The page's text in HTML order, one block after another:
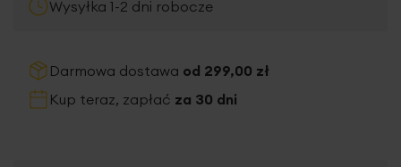
Wysyłka 1-2 dni robocze
Darmowa dostawa od 299,00 zł
Kup teraz, zapłać za 30 dni